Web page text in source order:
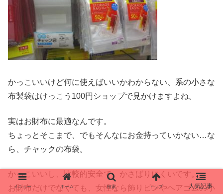
かっこいいけど何に使えばいいかわからない、系の小さな
布製袋はけっこう100円ショップで見かけますよね。
実はお財布に最適なんです。
ちょっとそこまで、でもそんなにお金持っていかない…な
ら、チャックの布袋。
かっこいいし、比較的安全で、かさばりにくいです。
お財布だけでなくても、女性なら飾りピンやヘアゴムの小
メニュー ホーム 検索 トップ